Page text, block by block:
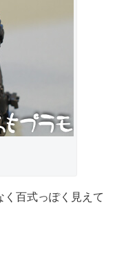
く百式っぽく見えて